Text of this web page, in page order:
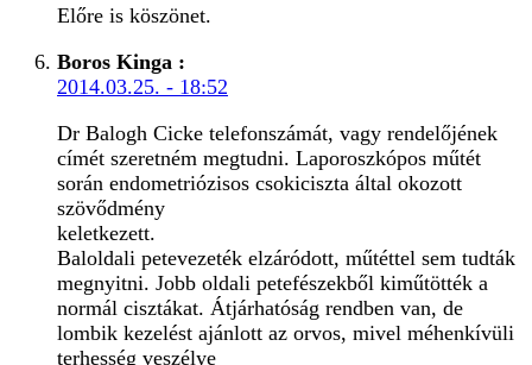
Előre is köszönet.
Boros Kinga :
2014.03.25. - 18:52
Dr Balogh Cicke telefonszámát, vagy rendelőjének
címét szeretném megtudni. Laporoszkópos műtét
során endometriózisos csokiciszta által okozott
szövődmény
keletkezett.
Baloldali petevezeték elzáródott, műtéttel sem tudták
megnyitni. Jobb oldali petefészekből kiműtötték a
normál cisztákat. Átjárhatóság rendben van, de
lombik kezelést ajánlott az orvos, mivel méhenkívüli
terhesség veszélye